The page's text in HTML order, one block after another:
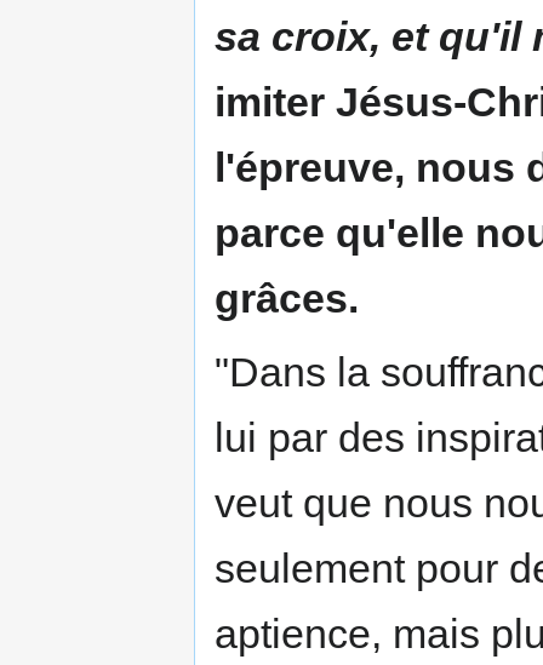
sa croix, et qu'il
imiter Jésus-
l'épreuve, nous
parce qu'elle
grâces.
"Dans la
lui par des
veut que nous
seulement pour
aptience, mais